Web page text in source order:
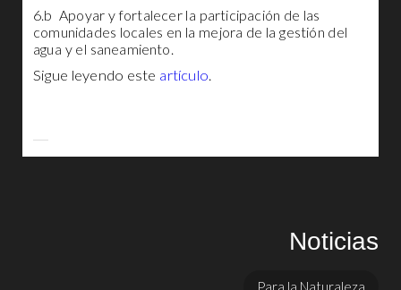
6.b Apoyar y fortalecer la participación de las
comunidades locales en la mejora de la gestión del
agua y el saneamiento.
Sigue leyendo este artículo.
Noticias
Para la Naturaleza